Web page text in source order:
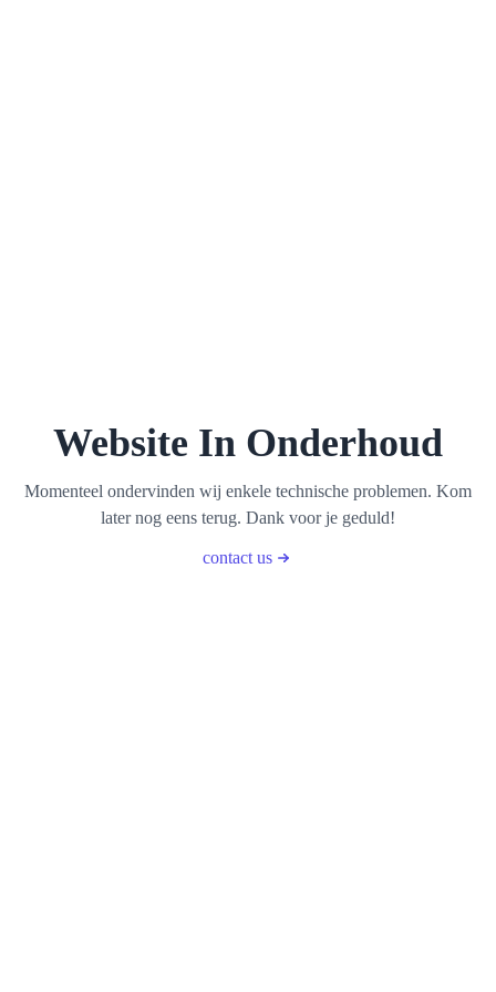
Website In Onderhoud
Momenteel ondervinden wij enkele technische problemen. Kom
later nog eens terug. Dank voor je geduld!
contact us